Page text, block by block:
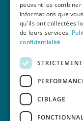
La
Copyrights ©
peuvent les
informations que
qu'ils ont collectées
de leurs services.
confidentialité
CIBLAGE